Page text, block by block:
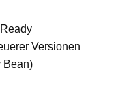
Versionen
Bean)